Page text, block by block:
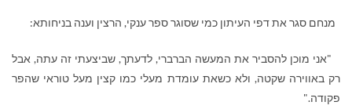
מנחם סגר את דפי העיתון כמי שסוגר ספר ענקי, הרצין וענה בניחותא:
"אני מוכן להסביר את המעשה הברברי, לדעתך, שביצעתי זה עתה, אבל
רק באווירה שקטה, ולא כשאת עומדת מעלי כמו קצין מעל טוראי שהפר
פקודה."